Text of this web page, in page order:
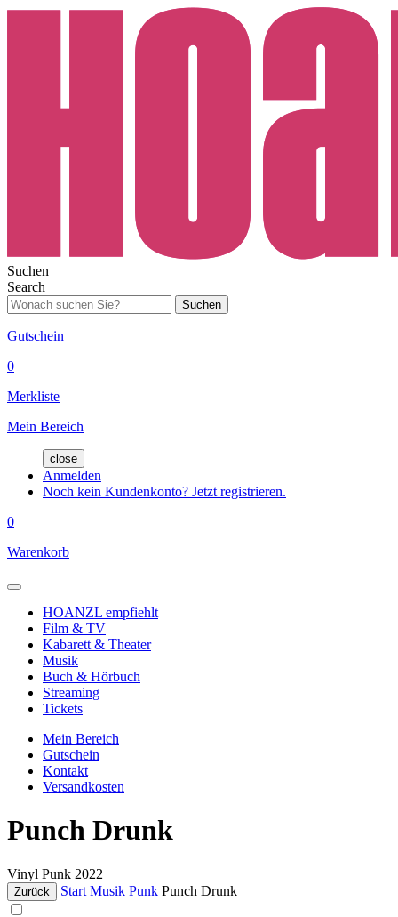
Suchen
Search
Suchen
Gutschein
0
Merkliste
Mein Bereich
close
Anmelden
Noch kein Kundenkonto? Jetzt registrieren.
0
Warenkorb
HOANZL empfiehlt
Film & TV
Kabarett & Theater
Musik
Buch & Hörbuch
Streaming
Tickets
Mein Bereich
Gutschein
Kontakt
Versandkosten
Punch Drunk
Vinyl Punk 2022
Zurück Start Musik Punk Punch Drunk